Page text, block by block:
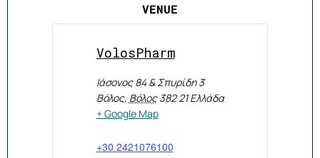
VENUE
VolosPharm
Ιάσονος 84 & Σπυρίδη 3
Βόλος, Βόλος 382 21 Ελλάδα
+ Google Map
+30 2421076100